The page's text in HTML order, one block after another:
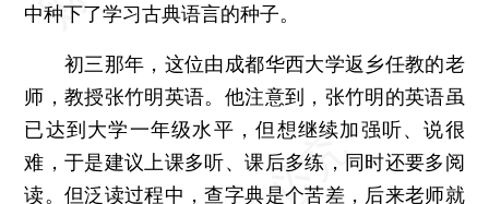
中种下了学习古典语言的种子。
初三那年，这位由成都华西大学返乡任教的老
师，教授张竹明英语。他注意到，张竹明的英语虽
已达到大学一年级水平，但想继续加强听、说很
难，于是建议上课多听、课后多练，同时还要多阅
读。但泛读过程中，查字典是个苦差，后来老师就